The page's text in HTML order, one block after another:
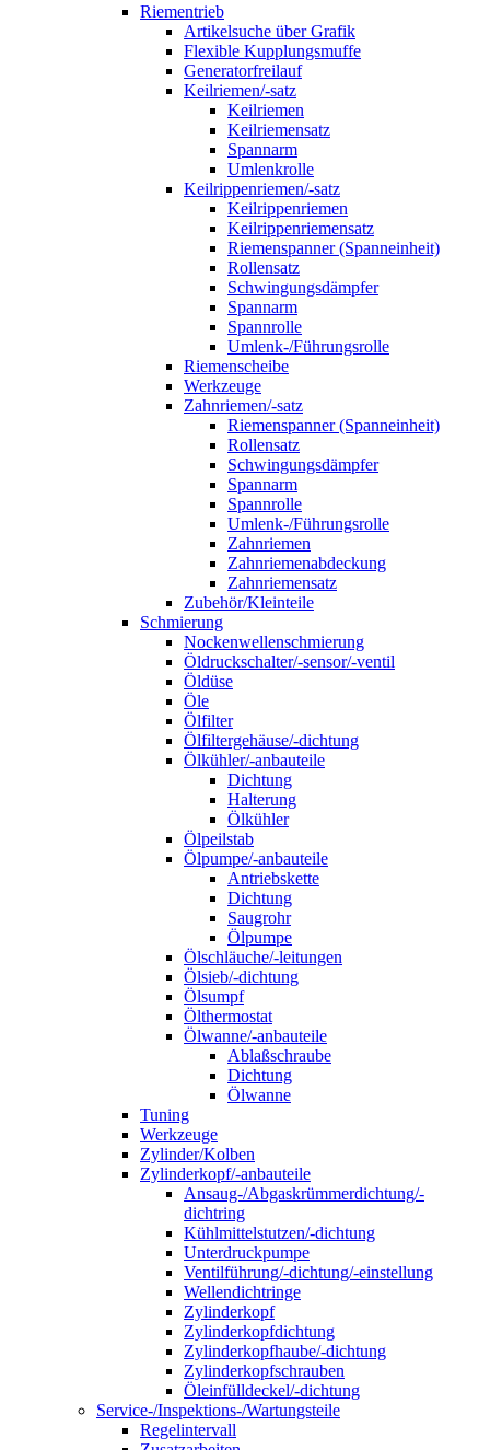
Riementrieb
Artikelsuche über Grafik
Flexible Kupplungsmuffe
Generatorfreilauf
Keilriemen/-satz
Keilriemen
Keilriemensatz
Spannarm
Umlenkrolle
Keilrippenriemen/-satz
Keilrippenriemen
Keilrippenriemensatz
Riemenspanner (Spanneinheit)
Rollensatz
Schwingungsdämpfer
Spannarm
Spannrolle
Umlenk-/Führungsrolle
Riemenscheibe
Werkzeuge
Zahnriemen/-satz
Riemenspanner (Spanneinheit)
Rollensatz
Schwingungsdämpfer
Spannarm
Spannrolle
Umlenk-/Führungsrolle
Zahnriemen
Zahnriemenabdeckung
Zahnriemensatz
Zubehör/Kleinteile
Schmierung
Nockenwellenschmierung
Öldruckschalter/-sensor/-ventil
Öldüse
Öle
Ölfilter
Ölfiltergehäuse/-dichtung
Ölkühler/-anbauteile
Dichtung
Halterung
Ölkühler
Ölpeilstab
Ölpumpe/-anbauteile
Antriebskette
Dichtung
Saugrohr
Ölpumpe
Ölschläuche/-leitungen
Ölsieb/-dichtung
Ölsumpf
Ölthermostat
Ölwanne/-anbauteile
Ablaßschraube
Dichtung
Ölwanne
Tuning
Werkzeuge
Zylinder/Kolben
Zylinderkopf/-anbauteile
Ansaug-/Abgaskrümmerdichtung/-
dichtring
Kühlmittelstutzen/-dichtung
Unterdruckpumpe
Ventilführung/-dichtung/-einstellung
Wellendichtringe
Zylinderkopf
Zylinderkopfdichtung
Zylinderkopfhaube/-dichtung
Zylinderkopfschrauben
Öleinfülldeckel/-dichtung
Service-/Inspektions-/Wartungsteile
Regelintervall